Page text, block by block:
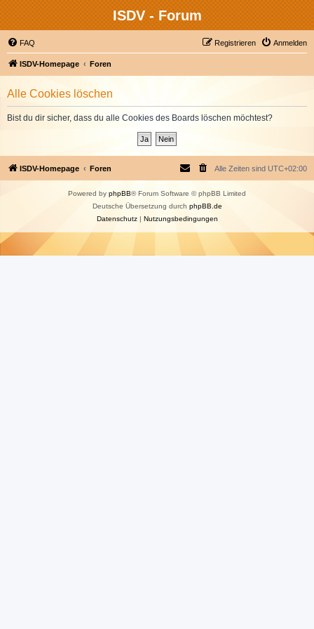
ISDV - Forum
FAQ Anmelden
Registrieren
ISDV-Homepage Foren
Alle Cookies löschen
Bist du dir sicher, dass du alle Cookies des Boards löschen möchtest?
ISDV-Homepage Foren Alle Zeiten sind UTC+02:00
Powered by phpBB® Forum Software © phpBB Limited
Deutsche Übersetzung durch phpBB.de
Datenschutz| Nutzungsbedingungen